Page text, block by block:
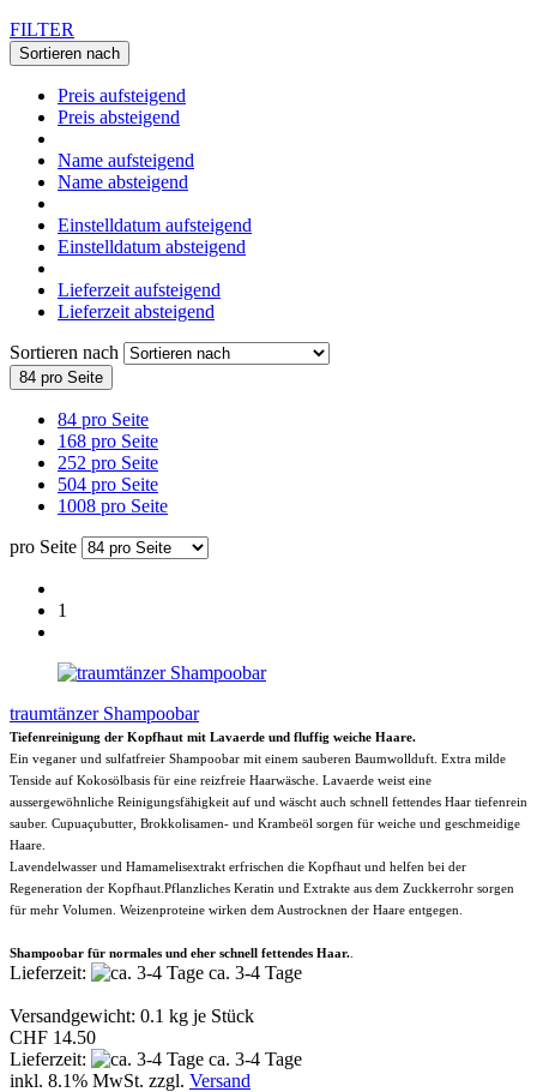
FILTER
Sortieren nach
Preis aufsteigend
Preis absteigend
Name aufsteigend
Name absteigend
Einstelldatum aufsteigend
Einstelldatum absteigend
Lieferzeit aufsteigend
Lieferzeit absteigend
Sortieren nach
84 pro Seite
84 pro Seite
168 pro Seite
252 pro Seite
504 pro Seite
1008 pro Seite
pro Seite
1
traumtänzer Shampoobar
Tiefenreinigung der Kopfhaut mit Lavaerde und fluffig weiche Haare.
Ein veganer und sulfatfreier Shampoobar mit einem sauberen Baumwollduft. Extra milde
Tenside auf Kokosölbasis für eine reizfreie Haarwäsche. Lavaerde weist eine
aussergewöhnliche Reinigungsfähigkeit auf und wäscht auch schnell fettendes Haar tiefenrein
sauber. Cupuaçubutter, Brokkolisamen- und Krambeöl sorgen für weiche und geschmeidige
Haare.
Lavendelwasser und Hamamelisextrakt erfrischen die Kopfhaut und helfen bei der
Regeneration der Kopfhaut.Pflanzliches Keratin und Extrakte aus dem Zuckkerrohr sorgen
für mehr Volumen. Weizenproteine wirken dem Austrocknen der Haare entgegen.
Shampoobar für normales und eher schnell fettendes Haar.
Lieferzeit: ca. 3-4 Tage
Versandgewicht: 0.1 kg je Stück
CHF 14.50
Lieferzeit:
ca. 3-4 Tage
inkl. 8.1% MwSt. zzgl. Versand